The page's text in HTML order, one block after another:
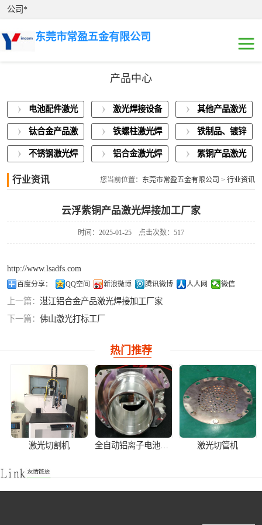
公司*
东莞市常盈五金有限公司
产品中心
电池配件激光
焊接
激光焊接设备
展示
其他产品激光
焊接
钛合金产品激
光焊接
铁螺柱激光焊
接加工
铁制品、镀锌
板激光焊接
不锈钢激光焊
铝合金激光焊
紫铜产品激光
行业资讯 您当前位置： 东莞市常盈五金有限公司 > 行业资讯
云浮紫铜产品激光焊接加工厂家
时间：2025-01-25 点击次数：517
http://www.lsadfs.com
百度分享： QQ空间 新浪微博 腾讯微博 人人网 微信
上一篇： 湛江铝合金产品激光焊接加工厂家
下一篇： 佛山激光打标工厂
热门推荐
激光切割机 全自动铝离子电池壳激光焊接机 激光切管机
接
激光焊接设备展
示
其他产品激光焊
铝合金激光焊接
紫铜产品激光焊